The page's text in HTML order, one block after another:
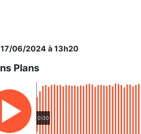
06/2024 à 13h20
Plans
0:00